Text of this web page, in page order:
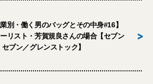
業別・働く男のバッグとその中身#16】
リスト・芳賀規良さんの場合【セブン
ブン／グレンストック】
>